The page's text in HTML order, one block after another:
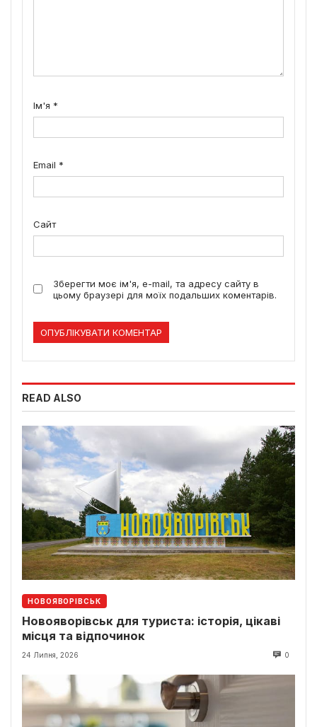
Ім'я *
Email *
Сайт
Зберегти моє ім'я, e-mail, та адресу сайту в
цьому браузері для моїх подальших коментарів.
READ ALSO
НОВОЯВОРІВСЬК
Новояворівськ для туриста: історія, цікаві
місця та відпочинок
24 Липня, 2026 0